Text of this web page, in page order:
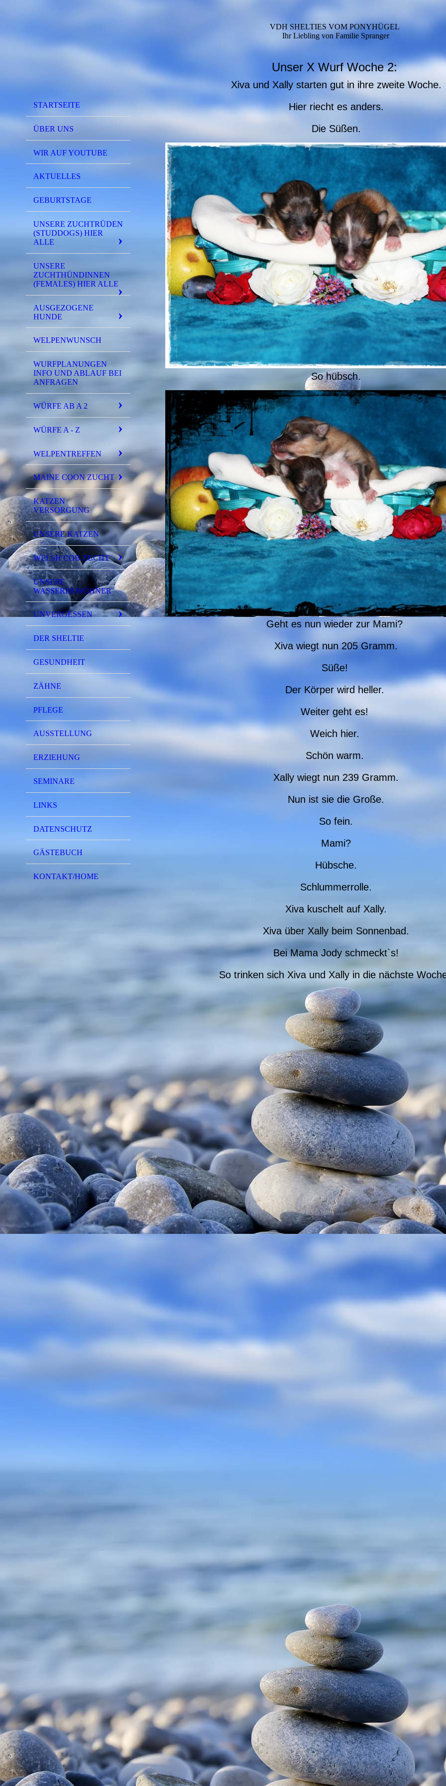
STARTSEITE
ÜBER UNS
WIR AUF YOUTUBE
AKTUELLES
GEBURTSTAGE
UNSERE ZUCHTRÜDEN
(STUDDOGS) HIER
ALLE
UNSERE
ZUCHTHÜNDINNEN
(FEMALES) HIER ALLE
AUSGEZOGENE
HUNDE
WELPENWUNSCH
WURFPLANUNGEN
INFO UND ABLAUF BEI
ANFRAGEN
WÜRFE AB A 2
WÜRFE A - Z
WELPENTREFFEN
MAINE COON ZUCHT
KATZEN
VERSORGUNG
UNSERE KATZEN
WELSH COB ZUCHT
UNSERE
WASSERBEWOHNER
UNVERGESSEN
DER SHELTIE
GESUNDHEIT
ZÄHNE
PFLEGE
AUSSTELLUNG
ERZIEHUNG
SEMINARE
LINKS
DATENSCHUTZ
GÄSTEBUCH
KONTAKT/HOME
VDH SHELTIES VOM PONYHÜGEL
Ihr Liebling von Familie Spranger
Unser X Wurf Woche 2:
Xiva und Xally starten gut in ihre zweite Woche.
Hier riecht es anders.
Die Süßen.
So hübsch.
Geht es nun wieder zur Mami?
Xiva wiegt nun 205 Gramm.
Süße!
Der Körper wird heller.
Weiter geht es!
Weich hier.
Schön warm.
Xally wiegt nun 239 Gramm.
Nun ist sie die Große.
So fein.
Mami?
Hübsche.
Schlummerrolle.
Xiva kuschelt auf Xally.
Xiva über Xally beim Sonnenbad.
Bei Mama Jody schmeckt`s!
So trinken sich Xiva und Xally in die nächste